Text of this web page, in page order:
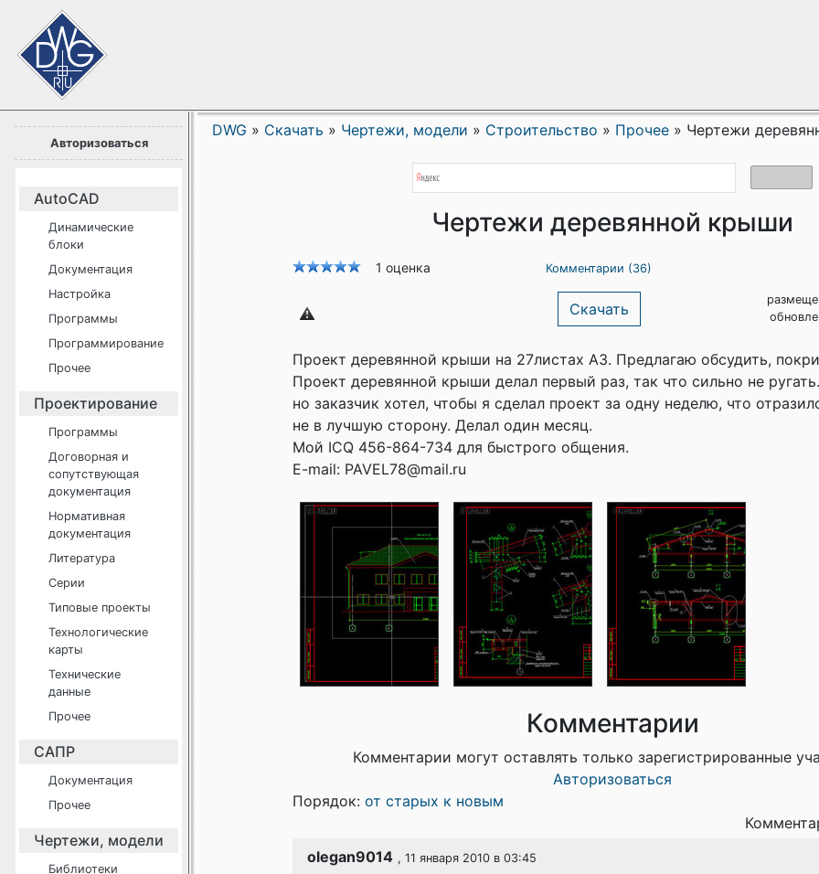
Авторизоваться
AutoCAD
Динамические
блоки
Документация
Настройка
Программы
Программирование
Прочее
Проектирование
Программы
Договорная и
сопутствующая
документация
Нормативная
документация
Литература
Серии
Типовые проекты
Технологические
карты
Технические
данные
Прочее
САПР
Документация
Прочее
Чертежи, модели
Библиотеки
DWG » Скачать » Чертежи, модели » Строительство » Прочее » Чертежи
Чертежи деревянной крыши
1 оценка Комментарии (36)
Скачать
Проект деревянной крыши на 27листах А3. Предлагаю обсудить,
Проект деревянной крыши делал первый раз, так что сильно не
но заказчик хотел, чтобы я сделал проект за одну неделю, что
не в лучшую сторону. Делал один месяц.
Мой ICQ 456-864-734 для быстрого общения.
E-mail: PAVEL78@mail.ru
Комментарии
Комментарии могут оставлять только зарегистрированные
Авторизоваться
Порядок: от старых к новым
olegan9014 , 11 января 2010 в 03:45